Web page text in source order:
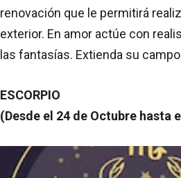
renovación que le permitirá
exterior. En amor actúe con
las fantasías. Extienda su
ESCORPIO
(Desde el 24 de Octubre hasta